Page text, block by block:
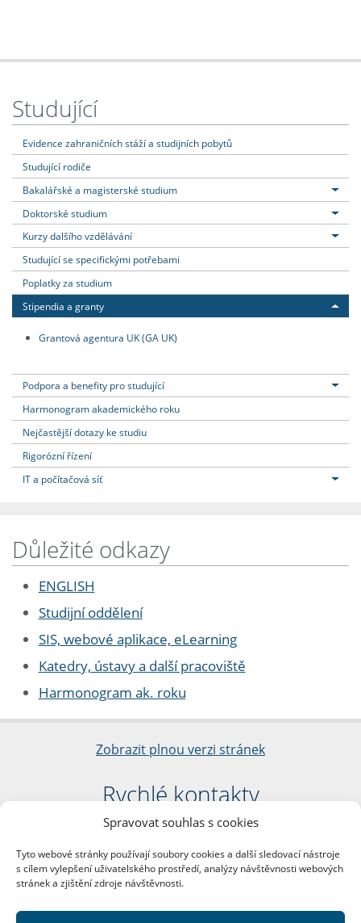
Spravovat souhlas s cookies
Tyto webové stránky používají soubory cookies a další sledovací nástroje
s cílem vylepšení uživatelského prostředí, analýzy návštěvnosti webových
stránek a zjištění zdroje návštěvnosti.
Studující
Evidence zahraničních stáží a studijních pobytů
Studující rodiče
Bakalářské a magisterské studium
Doktorské studium
Kurzy dalšího vzdělávání
Studující se specifickými potřebami
Poplatky za studium
Stipendia a granty
Grantová agentura UK (GA UK)
Podpora a benefity pro studující
Harmonogram akademického roku
Nejčastější dotazy ke studiu
Rigorózní řízení
IT a počítačová síť
Důležité odkazy
ENGLISH
Studijní oddělení
SIS, webové aplikace, eLearning
Katedry, ústavy a další pracoviště
Harmonogram ak. roku
Zobrazit plnou verzi stránek
Rychlé kontakty
Filozofická fakulta
nám. Jana Palacha 1/2
116 38 Praha 1
DIČ: CZ00216208